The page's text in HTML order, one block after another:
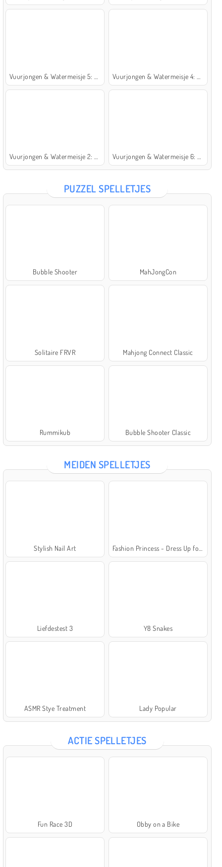
PUZZEL SPELLETJES
Bubble Shooter MahJongCon
Solitaire FRVR Mahjong Connect Classic
Rummikub Bubble Shooter Classic
MEIDEN SPELLETJES
Stylish Nail Art
Liefdestest 3 Y8 Snakes
ASMR Stye Treatment Lady Popular
ACTIE SPELLETJES
Fun Race 3D Obby on a Bike